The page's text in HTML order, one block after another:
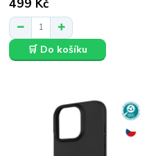
499 Kč
🛒 Do košíku